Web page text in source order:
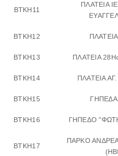
ΒΤΚΗ11
ΠΛΑΤΕΙΑ
ΒΤΚΗ12
ΒΤΚΗ13 ΠΛΑΤΕΙΑ
ΒΤΚΗ14 ΠΛΑΤΕΙΑ
ΒΤΚΗ15
ΒΤΚΗ16 ΓΗΠΕΔΟ
ΒΤΚΗ17
ΠΑΡΚΟ